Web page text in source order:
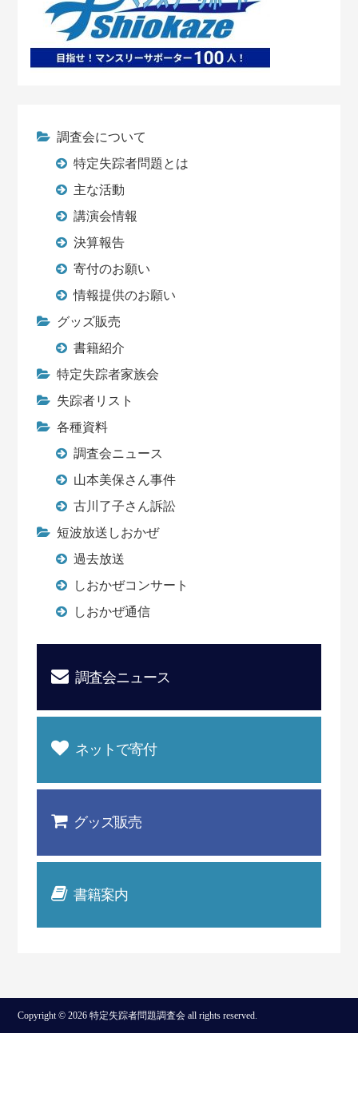
調査会について
特定失踪者問題とは
主な活動
講演会情報
決算報告
寄付のお願い
情報提供のお願い
グッズ販売
書籍紹介
特定失踪者家族会
失踪者リスト
各種資料
調査会ニュース
山本美保さん事件
古川了子さん訴訟
短波放送しおかぜ
過去放送
しおかぜコンサート
しおかぜ通信
調査会ニュース
ネットで寄付
グッズ販売
書籍案内
Copyright © 2026 特定失踪者問題調査会 all rights reserved.